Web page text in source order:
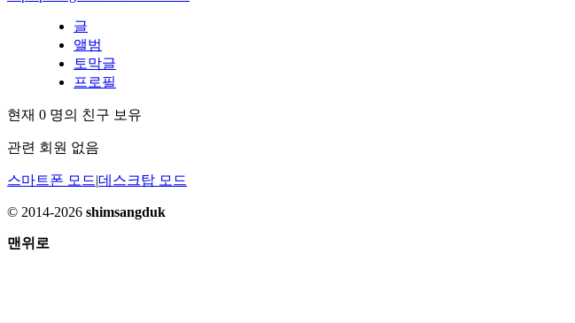
글
앨범
토막글
프로필
현재 0 명의 친구 보유
관련 회원 없음
스마트폰 모드|데스크탑 모드
© 2014-2026 shimsangduk
맨위로